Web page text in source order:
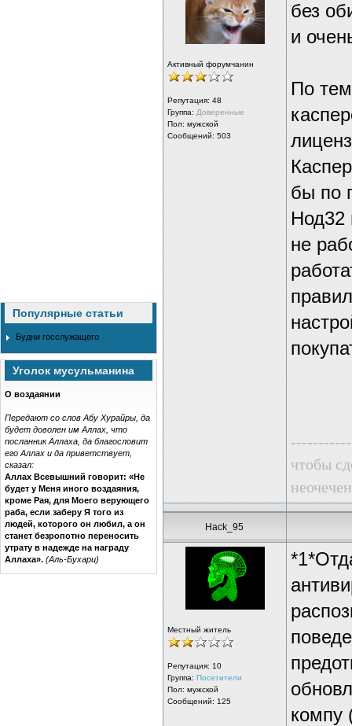
Популярные статьи
Будни госслужащего
Уголок мусульманина
О воздаянии
Передают со слов Абу Хурайры, да
будет доволен им Аллах, что
посланник Аллаха, да благословит
его Аллах и да приветствует,
сказал:
Аллах Всевышний говорит: «Не
будет у Меня иного воздаяния,
кроме Рая, для Моего верующего
раба, если заберу Я того из
людей, которого он любил, а он
станет безропотно переносить
утрату в надежде на награду
Аллаха». (Аль-Бухари)
Активный форумчанин
Репутация: 48
Группа: Доверенные
Пол: мужской
Сообщений: 503
без
и
По
бы по
Нод32
не
чтобы
Hack_95
Местный житель
Репутация: 10
Группа: Посетители
Пол: мужской
Сообщений: 125
компу